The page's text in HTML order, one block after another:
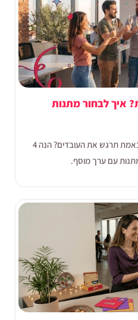
איך לבחור מתנות
איך לבחור מתנה לשבועות שבאמת תרגש את העובדים? הנה 4
עם ערך מוסף.